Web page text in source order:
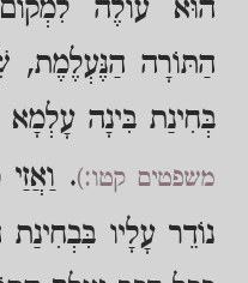
הוּא עוֹלֶה
הַתּוֹרָה הַנֶּעְלֶמֶת,
בְּחִינַת בִּינָה
משפטים קטו:).
נוֹדֵר עָלָיו